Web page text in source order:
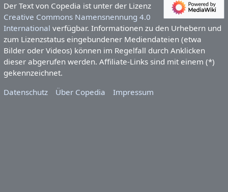
Der Text von Copedia ist unter der Lizenz
Creative Commons Namensnennung 4.0
International verfügbar. Informationen zu den Urhebern und
zum Lizenzstatus eingebundener Mediendateien (etwa
Bilder oder Videos) können im Regelfall durch Anklicken
dieser abgerufen werden. Affiliate-Links sind mit einem (*)
gekennzeichnet.
Datenschutz
Über Copedia Impressum